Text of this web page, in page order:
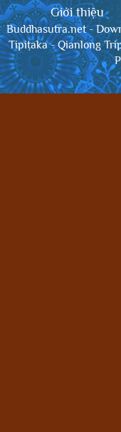
Giới thiệu
Buddhasutra.net-
Tipiṭaka-Qianlong